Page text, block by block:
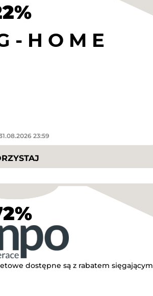
23:59
dostępne są z rabatem sięgającym